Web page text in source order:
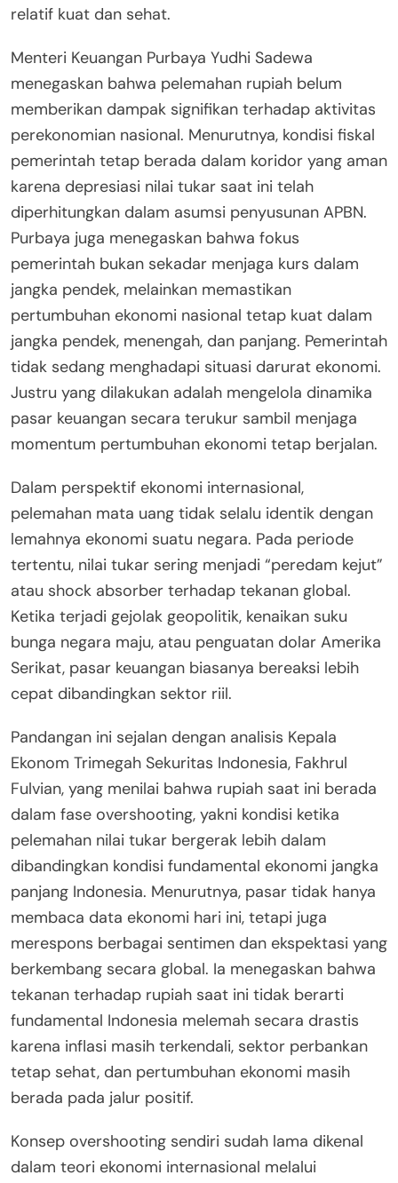
relatif kuat dan sehat.
Menteri Keuangan Purbaya Yudhi Sadewa
menegaskan bahwa pelemahan rupiah belum
memberikan dampak signifikan terhadap aktivitas
perekonomian nasional. Menurutnya, kondisi fiskal
pemerintah tetap berada dalam koridor yang aman
karena depresiasi nilai tukar saat ini telah
diperhitungkan dalam asumsi penyusunan APBN.
Purbaya juga menegaskan bahwa fokus
pemerintah bukan sekadar menjaga kurs dalam
jangka pendek, melainkan memastikan
pertumbuhan ekonomi nasional tetap kuat dalam
jangka pendek, menengah, dan panjang. Pemerintah
tidak sedang menghadapi situasi darurat ekonomi.
Justru yang dilakukan adalah mengelola dinamika
pasar keuangan secara terukur sambil menjaga
momentum pertumbuhan ekonomi tetap berjalan.
Dalam perspektif ekonomi internasional,
pelemahan mata uang tidak selalu identik dengan
lemahnya ekonomi suatu negara. Pada periode
tertentu, nilai tukar sering menjadi “peredam kejut”
atau shock absorber terhadap tekanan global.
Ketika terjadi gejolak geopolitik, kenaikan suku
bunga negara maju, atau penguatan dolar Amerika
Serikat, pasar keuangan biasanya bereaksi lebih
cepat dibandingkan sektor riil.
Pandangan ini sejalan dengan analisis Kepala
Ekonom Trimegah Sekuritas Indonesia, Fakhrul
Fulvian, yang menilai bahwa rupiah saat ini berada
dalam fase overshooting, yakni kondisi ketika
pelemahan nilai tukar bergerak lebih dalam
dibandingkan kondisi fundamental ekonomi jangka
panjang Indonesia. Menurutnya, pasar tidak hanya
membaca data ekonomi hari ini, tetapi juga
merespons berbagai sentimen dan ekspektasi yang
berkembang secara global. Ia menegaskan bahwa
tekanan terhadap rupiah saat ini tidak berarti
fundamental Indonesia melemah secara drastis
karena inflasi masih terkendali, sektor perbankan
tetap sehat, dan pertumbuhan ekonomi masih
berada pada jalur positif.
Konsep overshooting sendiri sudah lama dikenal
dalam teori ekonomi internasional melalui